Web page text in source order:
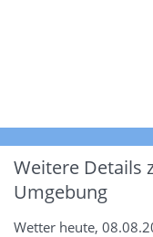
Weitere Details
Umgebung
Wetter heute,